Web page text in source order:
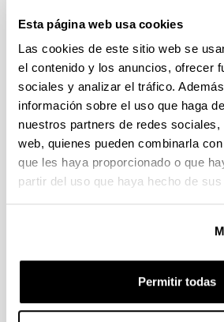
Esta página web usa cookies
Las cookies de este sitio web se
el contenido y los anuncios, ofrecer
sociales y analizar el tráfico.
información sobre el uso que haga
nuestros partners de redes
web, quienes pueden combinarla
que les haya proporcionado o que
partir del uso que haya hecho de
Permitir todas
(Ciencias de la vida y la materia,
Humanidades)
Plazo de presentación cerrado (Fecha de
presentación: 02/10/2025 23:59)
08/08/2025. Plazo para solicitar carta
de investigación finaliza el 24 de
PIFG25/25: “ Advanced Scientific
Uncertainty Quantification Methods
Materials Science”
06/08/2025. Resolución definitiva de
CONVOCATORIA PROGRAMA
Plazo de presentación cerrado: 31/07/